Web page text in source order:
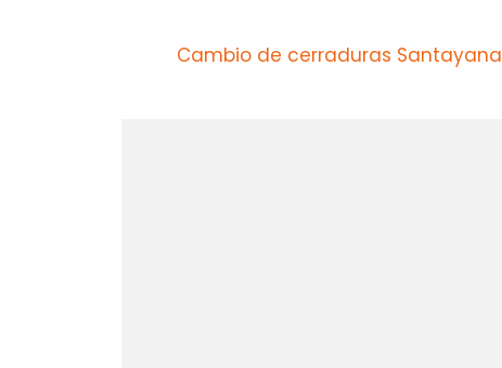
Cambio de cerraduras Santayana